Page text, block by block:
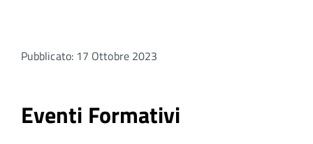
Pubblicato: 17 Ottobre 2023
Eventi Formativi